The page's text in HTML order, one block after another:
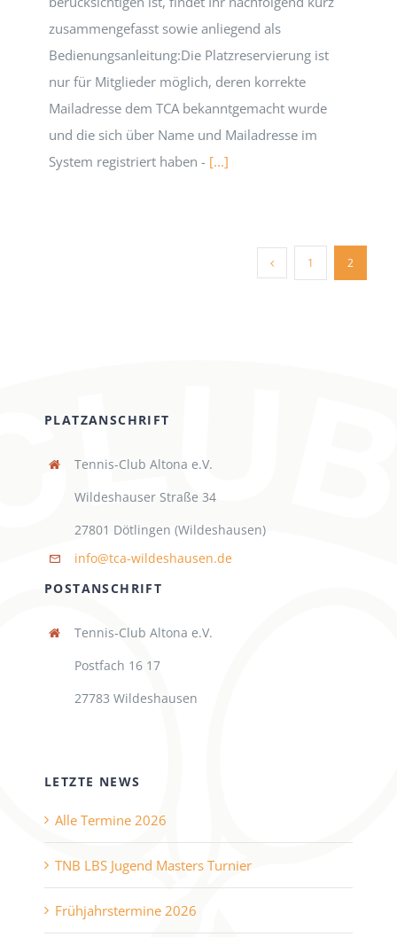
zusammengefasst sowie anliegend als
Bedienungsanleitung:Die Platzreservierung ist
nur für Mitglieder möglich, deren korrekte
Mailadresse dem TCA bekanntgemacht wurde
und die sich über Name und Mailadresse im
System registriert haben - [...]
1 2
PLATZANSCHRIFT
Tennis-Club Altona e.V.
Wildeshauser Straße 34
27801 Dötlingen (Wildeshausen)
info@tca-wildeshausen.de
POSTANSCHRIFT
Tennis-Club Altona e.V.
Postfach 16 17
27783 Wildeshausen
LETZTE NEWS
Alle Termine 2026
TNB LBS Jugend Masters Turnier
Frühjahrstermine 2026